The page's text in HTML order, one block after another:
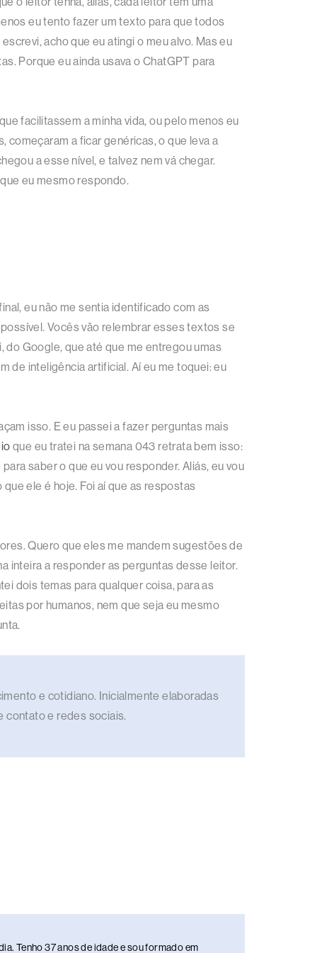
eu tento fazer um texto para que todos
acho que eu atingi o meu alvo. Mas eu
Porque eu ainda usava o ChatGPT para
facilitassem a minha vida, ou pelo menos eu
começaram a ficar genéricas, o que leva a
a esse nível, e talvez nem vá chegar.
eu mesmo respondo.
eu não me sentia identificado com as
Vocês vão relembrar esses textos se
do Google, que até que me entregou umas
de inteligência artificial. Aí eu me toquei: eu
isso. E eu passei a fazer perguntas mais
que eu tratei na semana 043 retrata bem isso:
saber o que eu vou responder. Aliás, eu vou
ele é hoje. Foi aí que as respostas
Quero que eles me mandem sugestões de
inteira a responder as perguntas desse leitor.
dois temas para qualquer coisa, para as
por humanos, nem que seja eu mesmo
e cotidiano. Inicialmente elaboradas
contato e redes sociais.
Tenho 37 anos de idade e sou formado em